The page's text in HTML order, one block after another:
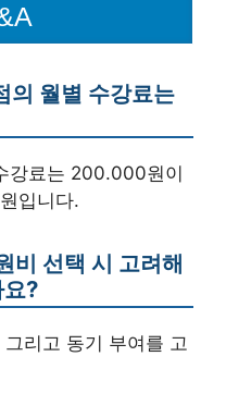
의 월별 수강료는
강료는 200.000원이
입니다.
비 선택 시 고려해
?
리고 동기 부여를 고